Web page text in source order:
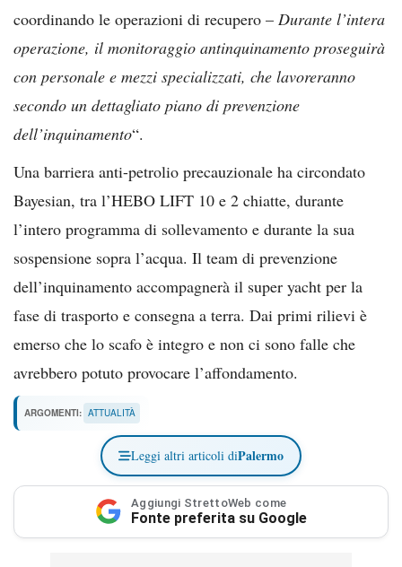
coordinando le operazioni di recupero – Durante l’intera
operazione, il monitoraggio antinquinamento proseguirà
con personale e mezzi specializzati, che lavoreranno
secondo un dettagliato piano di prevenzione
dell’inquinamento“.
Una barriera anti-petrolio precauzionale ha circondato
Bayesian, tra l’HEBO LIFT 10 e 2 chiatte, durante
l’intero programma di sollevamento e durante la sua
sospensione sopra l’acqua. Il team di prevenzione
dell’inquinamento accompagnerà il super yacht per la
fase di trasporto e consegna a terra. Dai primi rilievi è
emerso che lo scafo è integro e non ci sono falle che
avrebbero potuto provocare l’affondamento.
ARGOMENTI: ATTUALITÀ
Leggi altri articoli diPalermo
Aggiungi StrettoWeb come
Fonte preferita su Google